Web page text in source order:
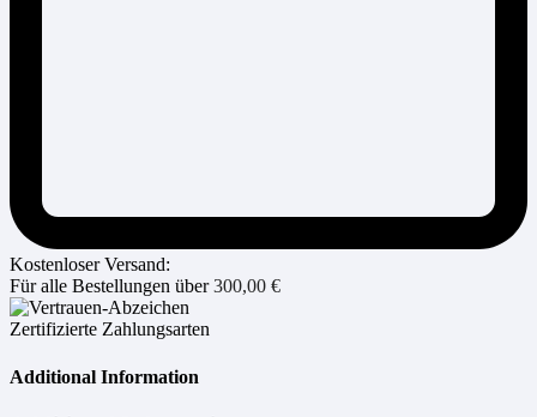
Kostenloser Versand:
Für alle Bestellungen über300,00 €
Zertifizierte Zahlungsarten
Additional Information